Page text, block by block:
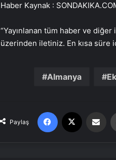
Haber Kaynak :
“Yayınlanan tüm haber ve
üzerinden iletiniz. En kısa süre
Almanya
Paylaş
Facebook